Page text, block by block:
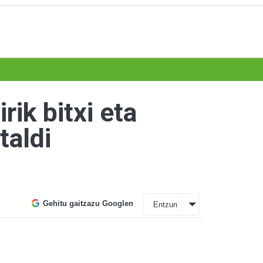
bitxi eta
Gehitu gaitzazu Googlen Entzun